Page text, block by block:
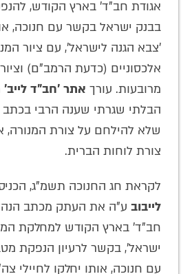
אגודת חב"ד' בארץ הקודש,
בבנק ישראל בקשר עם חנוכה,
'צבא הגנה לישראל', עם ציור
אלכסוניים (כדעת הרמב"ם)
מרובעות. עורך אתר 'חב"ד לייב'
הבלתי שגרתי שענה הרבי
שלא להילחם על צורת המנורה,
צורת לוחות הברית.
לקראת חג החנוכה תשמ"ג,
לייבוב ע"ה את העתק מכתב
חב"ד' בארץ הקודש למחלקת
ישראל', בקשר לרעיון הנפקת
עם חנוכה, אותו יחלקו לחיילי